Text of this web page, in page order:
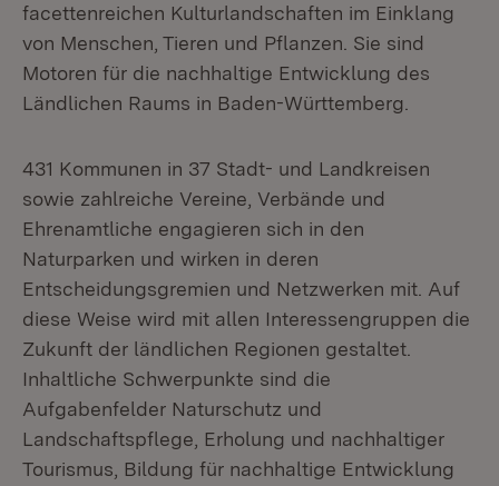
facettenreichen Kulturlandschaften im Einklang
von Menschen, Tieren und Pflanzen. Sie sind
Motoren für die nachhaltige Entwicklung des
Ländlichen Raums in Baden-Württemberg.
431 Kommunen in 37 Stadt- und Landkreisen
sowie zahlreiche Vereine, Verbände und
Ehrenamtliche engagieren sich in den
Naturparken und wirken in deren
Entscheidungsgremien und Netzwerken mit. Auf
diese Weise wird mit allen Interessengruppen die
Zukunft der ländlichen Regionen gestaltet.
Inhaltliche Schwerpunkte sind die
Aufgabenfelder Naturschutz und
Landschaftspflege, Erholung und nachhaltiger
Tourismus, Bildung für nachhaltige Entwicklung